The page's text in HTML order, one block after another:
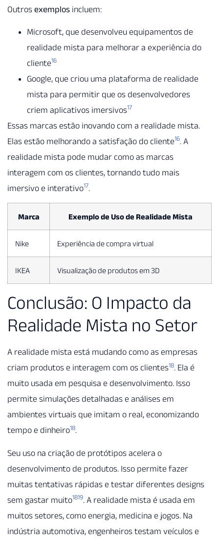
Outros exemplos incluem:
Microsoft, que desenvolveu equipamentos de
realidade mista para melhorar a experiência do
cliente16
Google, que criou uma plataforma de realidade
mista para permitir que os desenvolvedores
criem aplicativos imersivos17
Essas marcas estão inovando com a realidade mista.
Elas estão melhorando a satisfação do cliente16. A
realidade mista pode mudar como as marcas
interagem com os clientes, tornando tudo mais
imersivo e interativo17.
Marca Exemplo de Uso de Realidade Mista
Nike Experiência de compra virtual
IKEA Visualização de produtos em 3D
Conclusão: O Impacto da
Realidade Mista no Setor
A realidade mista está mudando como as empresas
criam produtos e interagem com os clientes18. Ela é
muito usada em pesquisa e desenvolvimento. Isso
permite simulações detalhadas e análises em
ambientes virtuais que imitam o real, economizando
tempo e dinheiro18.
Seu uso na criação de protótipos acelera o
desenvolvimento de produtos. Isso permite fazer
muitas tentativas rápidas e testar diferentes designs
sem gastar muito1819. A realidade mista é usada em
muitos setores, como energia, medicina e jogos. Na
indústria automotiva, engenheiros testam veículos e